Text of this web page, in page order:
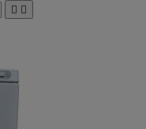
 